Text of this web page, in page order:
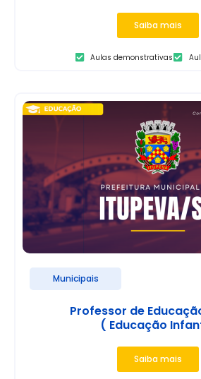
Saiba mais
Aulas demonstrativas
Municipais
Professor de
( Educação
Saiba mais